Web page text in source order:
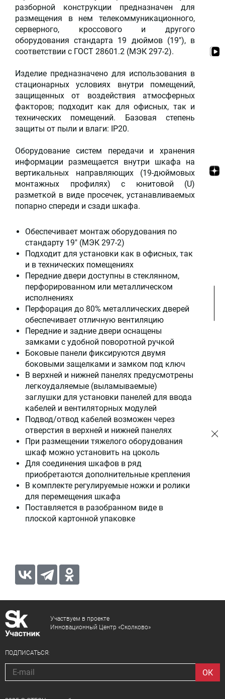
разборной конструкции предназначен для
размещения в нем телекоммуникационного,
серверного, кроссового и другого
оборудования стандарта 19 дюймов (19"), в
соответствии с ГОСТ 28601.2 (МЭК 297-2).
Изделие предназначено для использования в
стационарных условиях внутри помещений,
защищенных от воздействия атмосферных
факторов; подходит как для офисных, так и
технических помещений. Базовая степень
защиты от пыли и влаги: IP20.
Оборудование систем передачи и хранения
информации размещается внутри шкафа на
вертикальных направляющих (19-дюймовых
монтажных профилях) с юнитовой (U)
разметкой в виде просечек, устанавливаемых
попарно спереди и сзади шкафа.
Обеспечивает монтаж оборудования по
стандарту 19" (МЭК 297-2)
Подходит для установки как в офисных, так
и в технических помещениях
Передние двери доступны в стеклянном,
перфорированном или металлическом
исполнениях
Перфорация до 80% металлических дверей
обеспечивает отличную вентиляцию
Передние и задние двери оснащены
замками с удобной поворотной ручкой
Боковые панели фиксируются двумя
боковыми защелками и замком под ключ
В верхней и нижней панелях предусмотрены
легкоудаляемые (выламываемые)
заглушки для установки панелей для ввода
кабелей и вентиляторных модулей
Подвод/отвод кабелей возможен через
отверстия в верхней и нижней панелях
При размещении тяжелого оборудования
шкаф можно установить на цоколь
Для соединения шкафов в ряд
приобретаются дополнительные крепления
В комплекте регулируемые ножки и ролики
для перемещения шкафа
Поставляется в разобранном виде в
плоской картонной упаковке
Участвуем в проекте
Инновационный Центр «Сколково»
ПОДПИСАТЬСЯ: